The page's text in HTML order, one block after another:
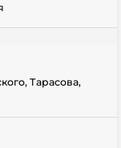
Тарасова,